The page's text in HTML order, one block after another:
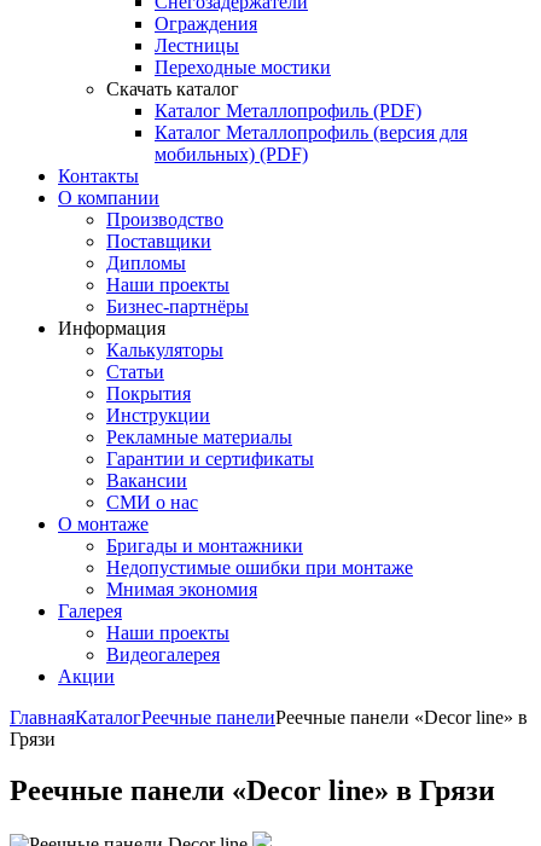
Ограждения
Лестницы
Переходные мостики
Скачать каталог
Каталог Металлопрофиль (PDF)
Каталог Металлопрофиль (версия для
мобильных) (PDF)
Контакты
О компании
Производство
Поставщики
Дипломы
Наши проекты
Бизнес-партнёры
Информация
Калькуляторы
Статьи
Покрытия
Инструкции
Рекламные материалы
Гарантии и сертификаты
Вакансии
СМИ о нас
О монтаже
Бригады и монтажники
Недопустимые ошибки при монтаже
Мнимая экономия
Галерея
Наши проекты
Видеогалерея
Акции
ГлавнаяКаталогРеечные панелиРеечные панели «Decor line» в
Грязи
Реечные панели «Decor line» в Грязи